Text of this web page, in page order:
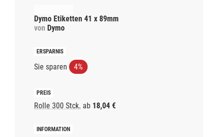
Dymo Etiketten 41 x 89mm
von Dymo
Sie sparen 4%
Rolle 300 Stck. ab 18,04 €